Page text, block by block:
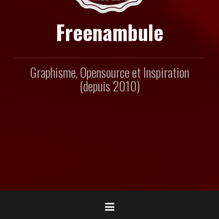
Freenambule
Graphisme, Opensource et Inspiration
(depuis 2010)